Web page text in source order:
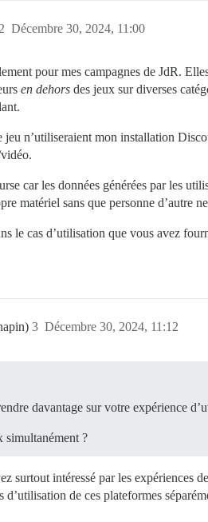
Décembre 30, 2024, 11:00
2
pour mes campagnes de JdR.
en dehors des jeux sur diverses
jeu n’utiliseraient mon installation
car les données générées par les
matériel sans que personne
le cas d’utilisation que vous avez
Décembre 30, 2024, 11:12
3
davantage sur votre expérience
simultanément ?
surtout intéressé par les expériences
d’utilisation de ces plateformes